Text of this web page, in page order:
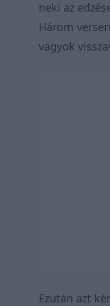
neki az
Három
vagyok
Ezután azt